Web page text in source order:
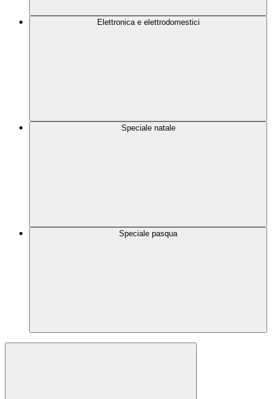
Elettronica e elettrodomestici
Speciale natale
Speciale pasqua